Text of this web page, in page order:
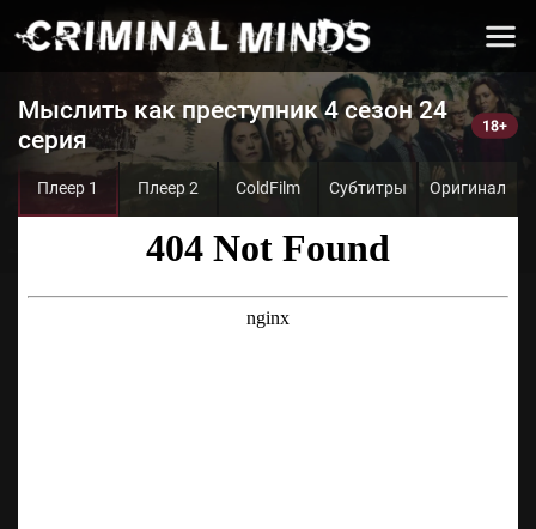
Мыслить как преступник 4 сезон 24
серия
Плеер 1 Плеер 2 ColdFilm Субтитры Оригинал